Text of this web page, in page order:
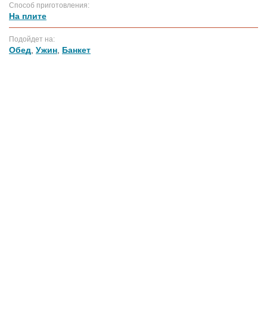
Способ приготовления:
На плите
Подойдет на:
Обед Ужин Банкет